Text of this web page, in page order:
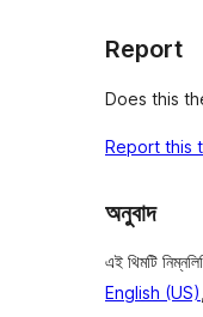
Report
Does this
Report this
অনুবাদ
এই থিমটি
English (US)